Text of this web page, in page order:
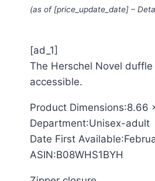
(as of [price_update_date] –
[ad_1]
The Herschel Novel
accessible.
Product
Department‏:‎Unisex-adult
Date First
ASIN‏:‎B08WHS1BYH